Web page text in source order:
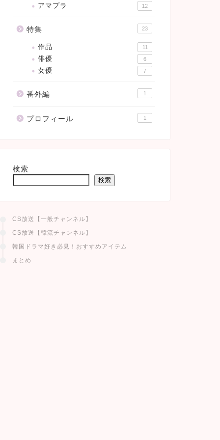
アマプラ 12
特集 23
作品 11
俳優 6
女優 7
番外編 1
プロフィール 1
検索
検索
CS放送【一般チャンネル】
CS放送【韓流チャンネル】
韓国ドラマ好き必見！おすすめアイテム
まとめ